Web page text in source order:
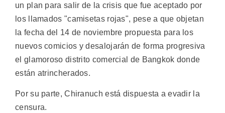
un plan para salir de la crisis que fue aceptado por
los llamados "camisetas rojas", pese a que objetan
la fecha del 14 de noviembre propuesta para los
nuevos comicios y desalojarán de forma progresiva
el glamoroso distrito comercial de Bangkok donde
están atrincherados.
Por su parte, Chiranuch está dispuesta a evadir la
censura.